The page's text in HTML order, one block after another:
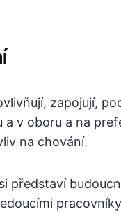
zapojují,
v oboru a na
na chování.
představí